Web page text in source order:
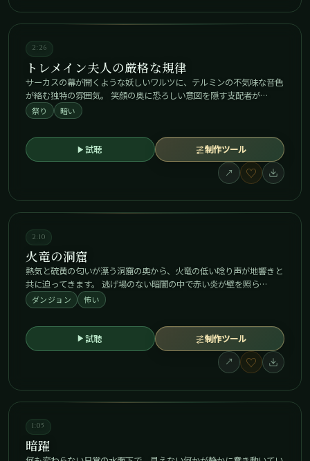
2:26
トレメイン夫人の厳格な規律
サーカスの幕が開くような妖しいワルツに、テルミンの不気味な音色
が絡む独特の雰囲気。 笑顔の奥に恐ろしい意図を隠す支配者が…
祭り 暗い
試聴
制作ツール
↗
♡
2:10
火竜の洞窟
熱気と硫黄の匂いが漂う洞窟の奥から、火竜の低い唸り声が地響きと
共に迫ってきます。 逃げ場のない暗闇の中で赤い炎が壁を照ら…
ダンジョン 怖い
試聴
制作ツール
↗
♡
1:05
暗躍